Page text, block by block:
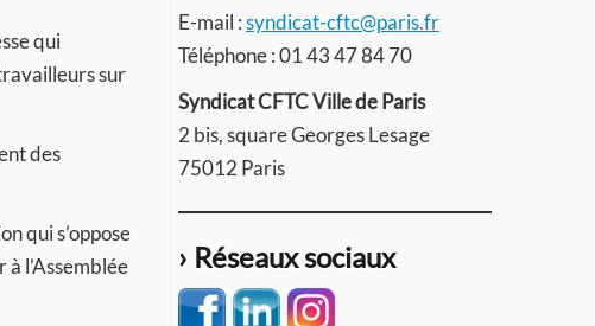
qui
sur
des
qui s’oppose
l’Assemblée
E-mail :syndicat-cftc@paris.fr
Téléphone : 01 43 47 84 70
Syndicat CFTC Ville de Paris
2 bis, square Georges Lesage
75012 Paris
› Réseaux sociaux